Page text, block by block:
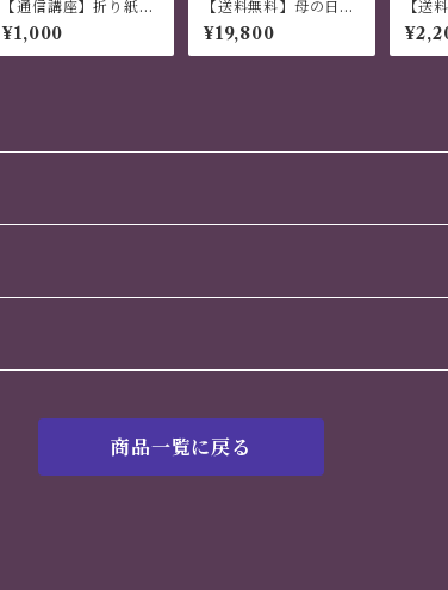
【通信講座】折り紙レ
ッスン 桜の置き飾り
¥1,000
【送料無料】母の日ス
ペシャルセット ギフ
ト 世界でひとつ オ
リジナル 手作り バ
¥19,800
【送
グ・
工」
老茶
商品一覧に戻る